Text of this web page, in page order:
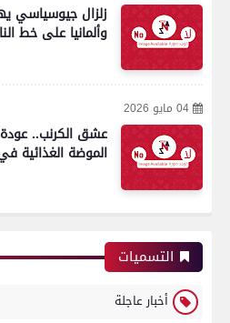
زلزال جيوسياسي
وألمانيا على خط
04 مايو 2026
عشق الكرنب.. عودة
الموضة الغذائية في
التسميات
أخبار عاجلة